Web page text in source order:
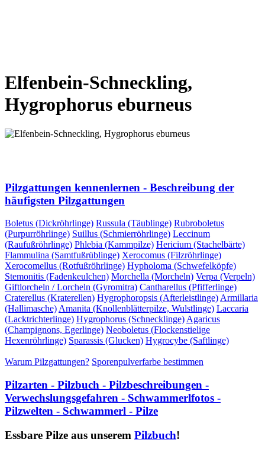
Elfenbein-Schneckling,
Hygrophorus eburneus
Pilzgattungen kennenlernen - Beschreibung der
häufigsten Pilzgattungen
Boletus (Dickröhrlinge) Russula (Täublinge) Rubroboletus
(Purpurröhrlinge) Suillus (Schmierröhrlinge) Leccinum
(Raufußröhrlinge) Phlebia (Kammpilze) Hericium (Stachelbärte)
Flammulina (Samtfußrüblinge) Xerocomus (Filzröhrlinge)
Xerocomellus (Rotfußröhrlinge) Hypholoma (Schwefelköpfe)
Stemonitis (Fadenkeulchen) Morchella (Morcheln) Verpa (Verpeln)
Giftlorcheln / Lorcheln (Gyromitra) Cantharellus (Pfifferlinge)
Craterellus (Kraterellen) Hygrophoropsis (Afterleistlinge) Armillaria
(Hallimasche) Amanita (Knollenblätterpilze, Wulstlinge) Laccaria
(Lacktrichterlinge) Hygrophorus (Schnecklinge) Agaricus
(Champignons, Egerlinge) Neoboletus (Flockenstielige
Hexenröhrlinge) Sparassis (Glucken) Hygrocybe (Saftlinge)
Warum Pilzgattungen? Sporenpulverfarbe bestimmen
Pilzarten - Pilzbuch - Pilzbeschreibungen -
Verwechslungsgefahren - Schwammerlfotos -
Pilzwelten - Schwammerl - Pilze
Essbare Pilze aus unserem Pilzbuch!